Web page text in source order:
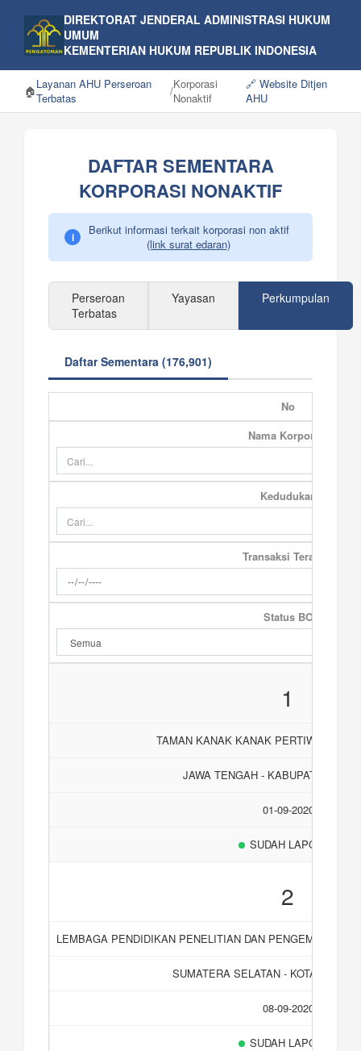
DIREKTORAT JENDERAL ADMINISTRASI HUKUM
UMUM
KEMENTERIAN HUKUM REPUBLIK INDONESIA
🏠Layanan AHU Perseroan
Terbatas
/Korporasi
Nonaktif
🔗 Website Ditjen
AHU
DAFTAR SEMENTARA
KORPORASI NONAKTIF
i
Berikut informasi terkait korporasi non aktif
(link surat edaran)
Perseroan
Terbatas
Yayasan Perkumpulan
Daftar Sementara (176,901)
No
Nama Korporasi
Kedudukan
Transaksi Terakhir
Status BO
1
TAMAN KANAK KANAK PERTIWI DUA
JAWA TENGAH - KABUPATEN
01-09-2020
SUDAH LAPORAN
2
LEMBAGA PENDIDIKAN PENELITIAN DAN
SUMATERA SELATAN - KOTA LUBUK
08-09-2020
SUDAH LAPORAN